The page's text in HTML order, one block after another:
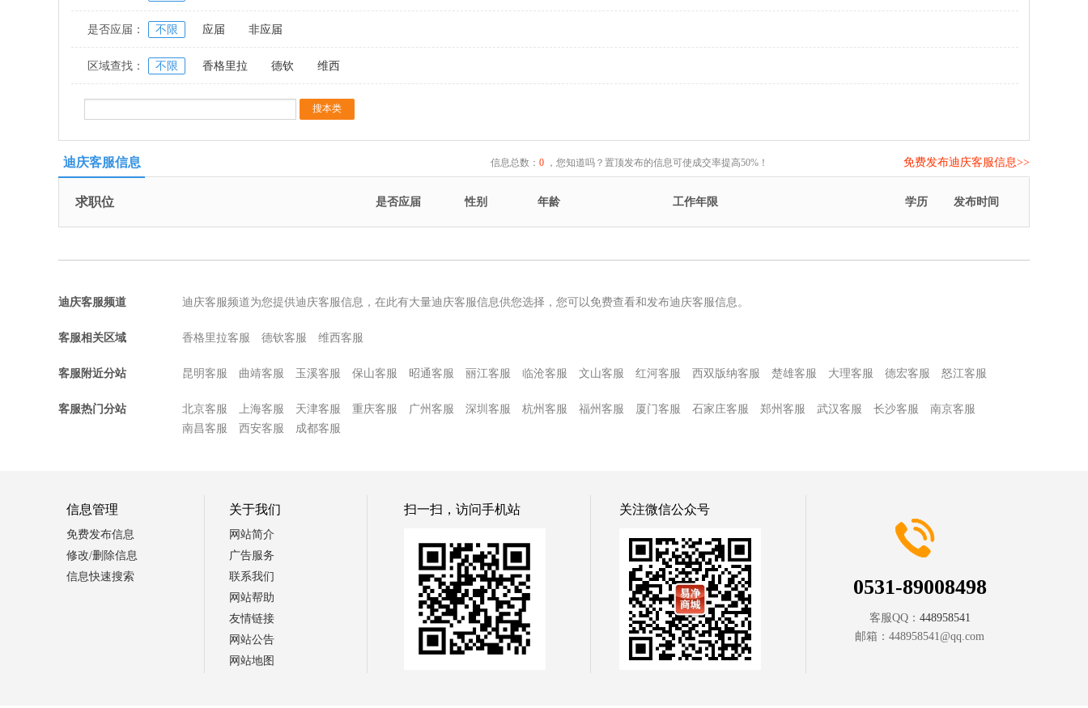
是否应届： 不限 应届 非应届
区域查找： 不限 香格里拉 德钦 维西
迪庆客服信息 信息总数： 0，您知道吗？置顶发布的信息可使成交率提高50%！ 免费发布迪庆客服信息>>
求职位 发布时间
是否应届 性别 年龄 学历
工作年限
迪庆客服频道 迪庆客服频道为您提供迪庆客服信息，在此有大量迪庆客服信息供您选择，您可以免费查看和发布迪庆客服信息。
客服相关区域 香格里拉客服 德钦客服 维西客服
客服附近分站 昆明客服 曲靖客服 玉溪客服 保山客服 昭通客服 丽江客服 临沧客服 文山客服 红河客服 西双版纳客服 楚雄客服 大理客服 德宏客服 怒江客服
客服热门分站 北京客服 上海客服 天津客服 重庆客服 广州客服 深圳客服 杭州客服 福州客服 厦门客服 石家庄客服 郑州客服 武汉客服 长沙客服
南京客服
南昌客服
西安客服 成都客服
信息管理
免费发布信息
修改/删除信息
信息快速搜索
关于我们
网站简介
广告服务
联系我们
网站帮助
友情链接
网站公告
网站地图
扫一扫，访问手机站 关注微信公众号
0531-89008498
客服QQ： 448958541
邮箱： 448958541@qq.com